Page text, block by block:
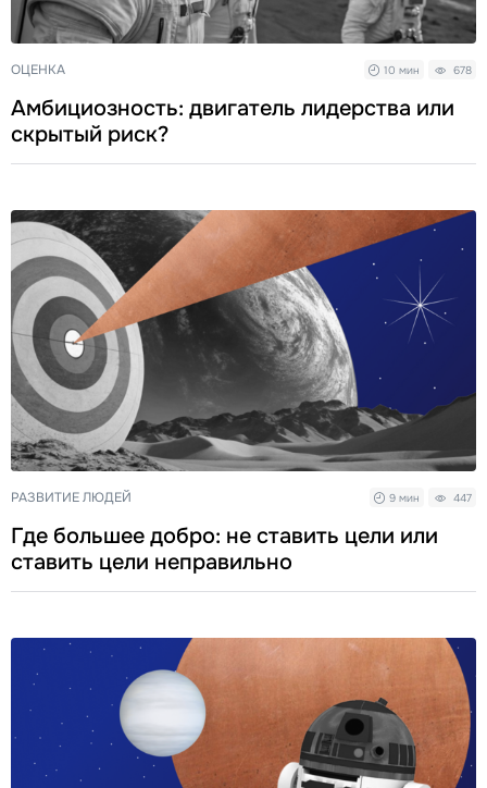
ОЦЕНКА 10 мин 678
Амбициозность: двигатель лидерства или
скрытый риск?
РАЗВИТИЕ ЛЮДЕЙ 9 мин 447
Где большее добро: не ставить цели или
ставить цели неправильно